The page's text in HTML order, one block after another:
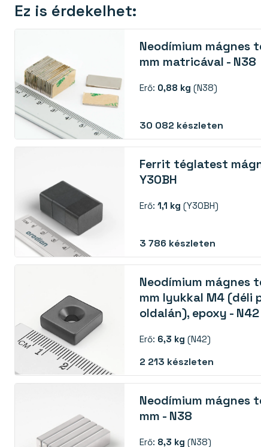
Ez is érdekelhet:
Neodímium mágnes
mm matricával - N38
Erő: 0,88 kg (N38)
30 082 készleten
Ferrit téglatest
Y30BH
Erő: 1,1 kg (Y30BH)
3 786 készleten
Neodímium mágnes
mm lyukkal M4 (déli
oldalán), epoxy - N42
Erő: 6,3 kg (N42)
2 213 készleten
Neodímium mágnes
mm - N38
Erő: 8,3 kg (N38)